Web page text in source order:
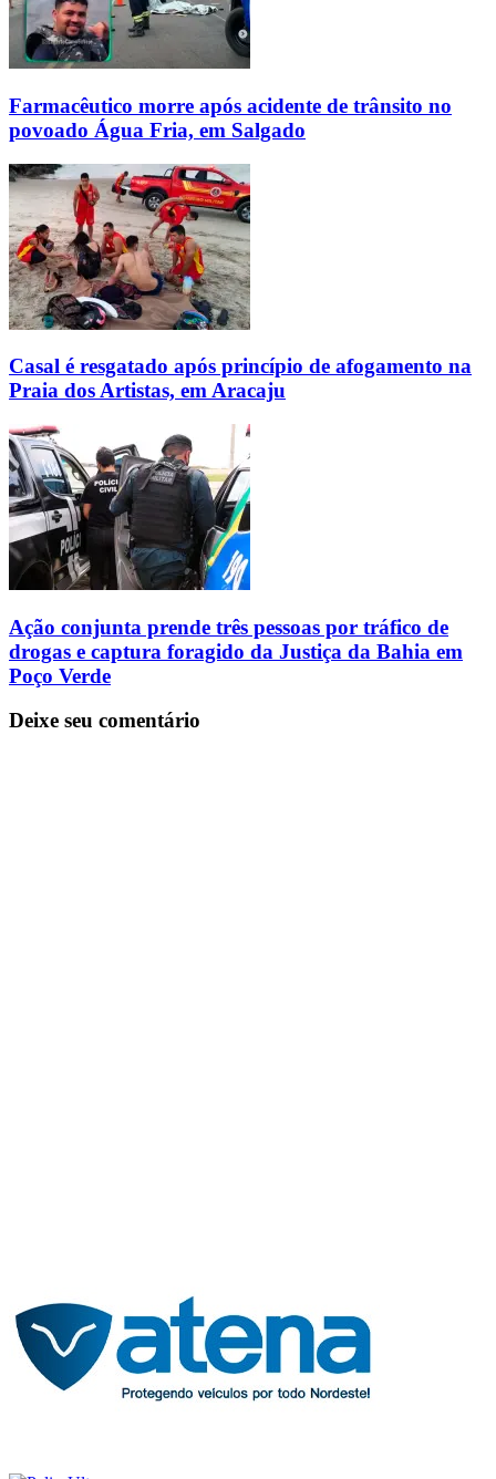
Farmacêutico morre após acidente de trânsito no
povoado Água Fria, em Salgado
Casal é resgatado após princípio de afogamento na
Praia dos Artistas, em Aracaju
Ação conjunta prende três pessoas por tráfico de
drogas e captura foragido da Justiça da Bahia em
Poço Verde
Deixe seu comentário